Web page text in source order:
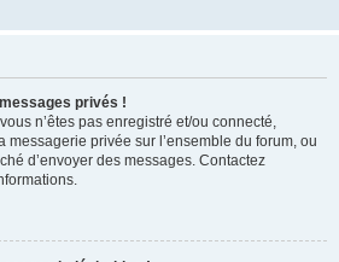
privés !
n’êtes pas enregistré et/ou connecté,
messagerie privée sur l’ensemble du forum, ou
d’envoyer des messages. Contactez